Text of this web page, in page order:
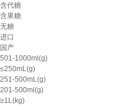
含代糖
含果糖
无糖
进口
国产
501-1000ml(g)
≤250mL(g)
251-500mL(g)
201-500ml(g)
≥1L(kg)